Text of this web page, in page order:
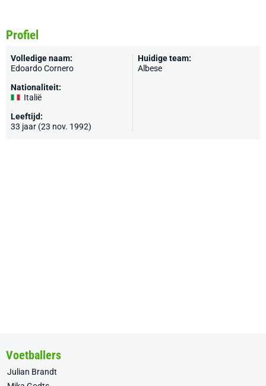
Profiel
Volledige naam:
Edoardo Cornero
Nationaliteit:
Italië
Leeftijd:
33 jaar (23 nov. 1992)
Huidige team:
Albese
Voetballers
Julian Brandt